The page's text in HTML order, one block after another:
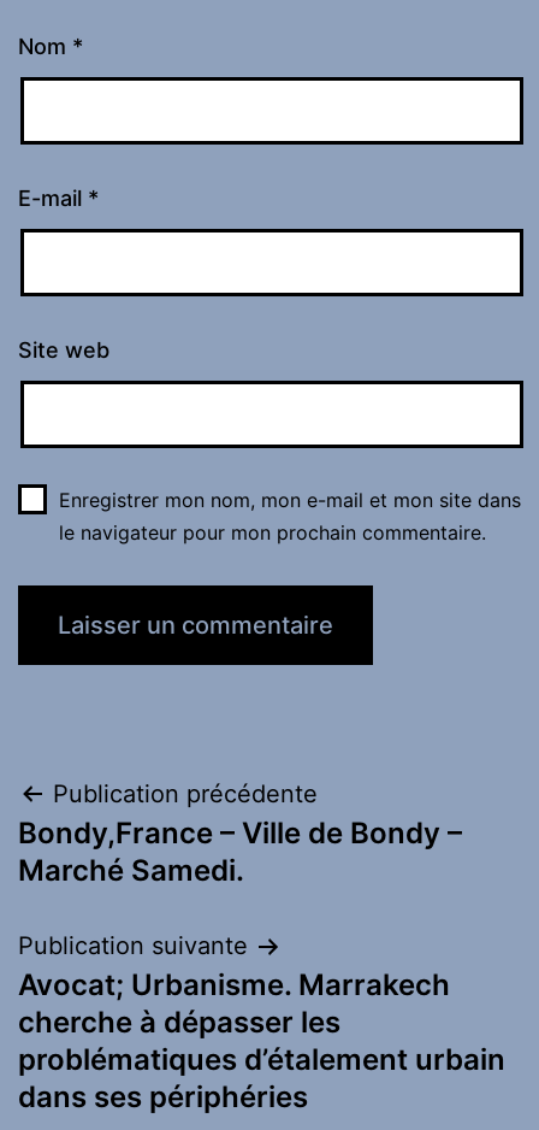
Nom *
E-mail *
Site web
Enregistrer mon nom, mon e-mail et mon site dans
le navigateur pour mon prochain commentaire.
Navigation
de
Publication précédente
Bondy,France – Ville de Bondy –
Marché Samedi.
Publication suivante
Avocat; Urbanisme. Marrakech
cherche à dépasser les
problématiques d’étalement urbain
dans ses périphéries